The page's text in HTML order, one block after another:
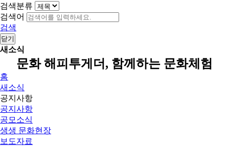
검색분류
검색어
검색
닫기
새소식
문화 해피투게더, 함께하는 문화체험
홈
새소식
공지사항
공지사항
공모소식
생생 문화현장
보도자료